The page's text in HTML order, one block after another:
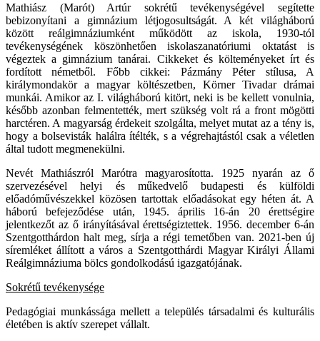
Mathiász (Marót) Artúr sokrétű tevékenységével segítette
bebizonyítani a gimnázium létjogosultságát. A két világháború
között reálgimnáziumként működött az iskola, 1930-tól
tevékenységének köszönhetően iskolaszanatóriumi oktatást is
végeztek a gimnázium tanárai. Cikkeket és költeményeket írt és
fordított németből. Főbb cikkei: Pázmány Péter stílusa, A
királymondakör a magyar költészetben, Körner Tivadar drámai
munkái. Amikor az I. világháború kitört, neki is be kellett vonulnia,
később azonban felmentették, mert szükség volt rá a front mögötti
harctéren. A magyarság érdekeit szolgálta, melyet mutat az a tény is,
hogy a bolsevisták halálra ítélték, s a végrehajtástól csak a véletlen
által tudott megmenekülni.
Nevét Mathiászról Marótra magyarosította. 1925 nyarán az ő
szervezésével helyi és műkedvelő budapesti és külföldi
előadóművészekkel közösen tartottak előadásokat egy héten át. A
háború befejeződése után, 1945. április 16-án 20 érettségire
jelentkezőt az ő irányításával érettségiztettek. 1956. december 6-án
Szentgotthárdon halt meg, sírja a régi temetőben van. 2021-ben új
síremléket állított a város a Szentgotthárdi Magyar Királyi Állami
Reálgimnáziuma bölcs gondolkodású igazgatójának.
Sokrétű tevékenysége
Pedagógiai munkássága mellett a település társadalmi és kulturális
életében is aktív szerepet vállalt.